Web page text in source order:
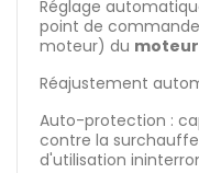
Réglage
point de
moteur) du
Réajustement
Auto-protection :
contre la
d'utilisation